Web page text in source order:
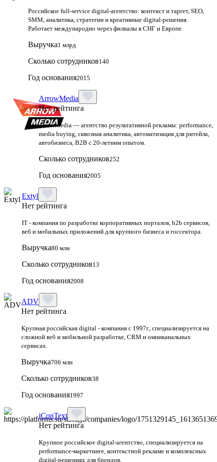
Российское full-service digital-агентство: контекст и таргет, SEO,
SMM, аналитика, стратегии и креативные digital-решения.
Работает международно через филиалы в СНГ и Европе.
Выручка1 млрд
Сколько сотрудников140
Год основания2015
ArrowMedia
Нет рейтинга
ArrowMedia — агентство результативной рекламы: performance,
media buying, сквозная аналитика, автоматизация для ритейла,
автобизнеса, B2B с 20-летним опытом.
Сколько сотрудников252
Год основания2005
Extyl
Нет рейтинга
IT - компания по разработке корпоративных порталов, b2b сервисов,
веб и мобильных приложений для крупного бизнеса и госсектора.
Выручка80 млн
Сколько сотрудников13
Год основания2008
ADV
Нет рейтинга
Крупная российская digital - компания с 1997г., специализируется на
сложной веб и мобильной разработке, CRM и омниканальных
сервисах.
Выручка706 млн
Сколько сотрудников38
Год основания1997
iConText
Нет рейтинга
Крупное российское digital-агентство, специализируется на
performance-маркетинге, контекстной рекламе и комплексных
digital-решениях для брендов.